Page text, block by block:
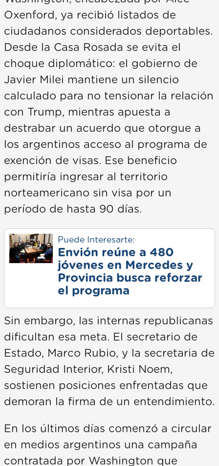
Oxenford, ya recibió listados de
ciudadanos considerados deportables.
Desde la Casa Rosada se evita el
choque diplomático: el gobierno de
Javier Milei mantiene un silencio
calculado para no tensionar la relación
con Trump, mientras apuesta a
destrabar un acuerdo que otorgue a
los argentinos acceso al programa de
exención de visas. Ese beneficio
permitiría ingresar al territorio
norteamericano sin visa por un
período de hasta 90 días.
Puede Interesarte:
Envión reúne a 480
jóvenes en Mercedes y
Provincia busca reforzar
el programa
Sin embargo, las internas republicanas
dificultan esa meta. El secretario de
Estado, Marco Rubio, y la secretaria de
Seguridad Interior, Kristi Noem,
sostienen posiciones enfrentadas que
demoran la firma de un entendimiento.
En los últimos días comenzó a circular
en medios argentinos una campaña
contratada por Washington que